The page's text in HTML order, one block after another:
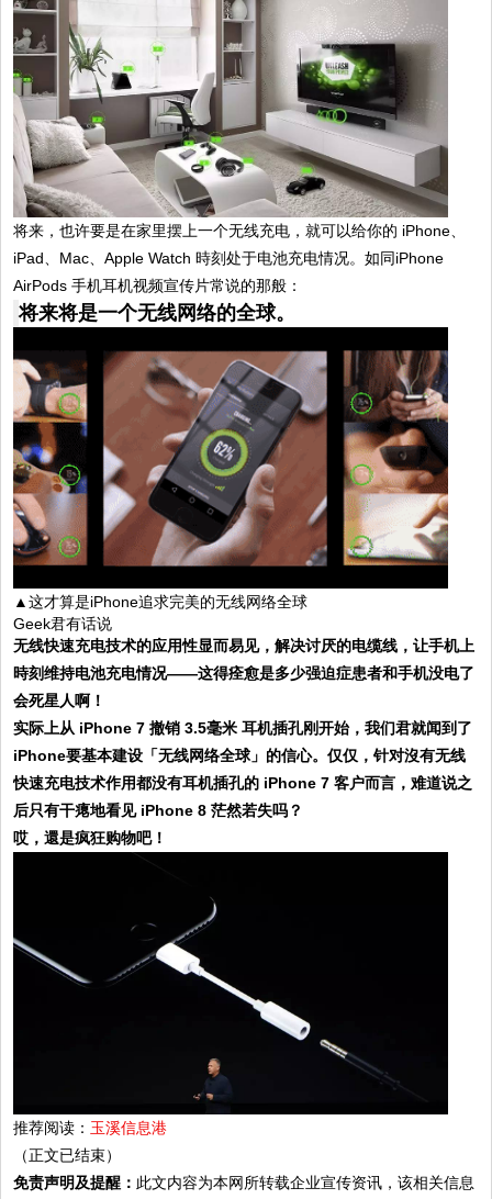
将来，也许要是在家里摆上一个无线充电，就可以给你的 iPhone、
iPad、Mac、Apple Watch 時刻处于电池充电情况。如同iPhone
AirPods 手机耳机视频宣传片常说的那般：
将来将是一个无线网络的全球。
▲这才算是iPhone追求完美的无线网络全球
Geek君有话说
无线快速充电技术的应用性显而易见，解决讨厌的电缆线，让手机上
時刻维持电池充电情况——这得痊愈是多少强迫症患者和手机没电了
会死星人啊！
实际上从 iPhone 7 撤销 3.5毫米 耳机插孔刚开始，我们君就闻到了
iPhone要基本建设「无线网络全球」的信心。仅仅，针对沒有无线
快速充电技术作用都没有耳机插孔的 iPhone 7 客户而言，难道说之
后只有干瘪地看见 iPhone 8 茫然若失吗？
哎，還是疯狂购物吧！
推荐阅读： 玉溪信息港
（正文已结束）
免责声明及提醒： 此文内容为本网所转载企业宣传资讯，该相关信息